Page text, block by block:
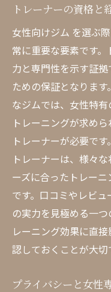
メンタルケ
ストレス解
ヨガや瞑想
心の健康を
グループセ
メンタル
glish《グリッシ
ラン
初心者向け
個々の目標
短期間で効
ダイエット
メンタルと
トレーナーの資格と
女性向けジム を選ぶ
常に重要な要素です
力と専門性を示す証
ための保証となりま
なジムでは、女性特
トレーニングが求め
トレーナーが必要で
トレーナーは、様々
ーズに合ったトレー
です。口コミやレビ
の実力を見極める一
レーニング効果に直
認しておくことが大切
プライバシーと女性